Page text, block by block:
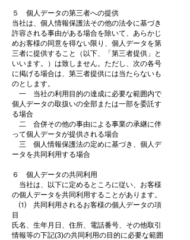
５ 個人データの第三者への提供
当社は、個人情報保護法その他の法令に基づき
許容される事由がある場合を除いて、あらかじ
めお客様の同意を得ない限り、個人データを第
三者に提供すること（以下、「第三者提供」と
いいます。）は致しません。ただし、次の各号
に掲げる場合は、第三者提供には当たらないも
のとします。
一 当社の利用目的の達成に必要な範囲内で
個人データの取扱いの全部または一部を委託す
る場合
二 合併その他の事由による事業の承継に伴
って個人データが提供される場合
三 個人情報保護法の定めに基づき、個人デ
ータを共同利用する場合
６ 個人データの共同利用
当社は、以下に定めるところに従い、お客様
の個人データを共同利用することがあります。
⑴ 共同利用されるお客様の個人データの項
目
氏名、生年月日、住所、電話番号、その他取引
情報等の下記(3)の共同利用の目的に必要な範囲